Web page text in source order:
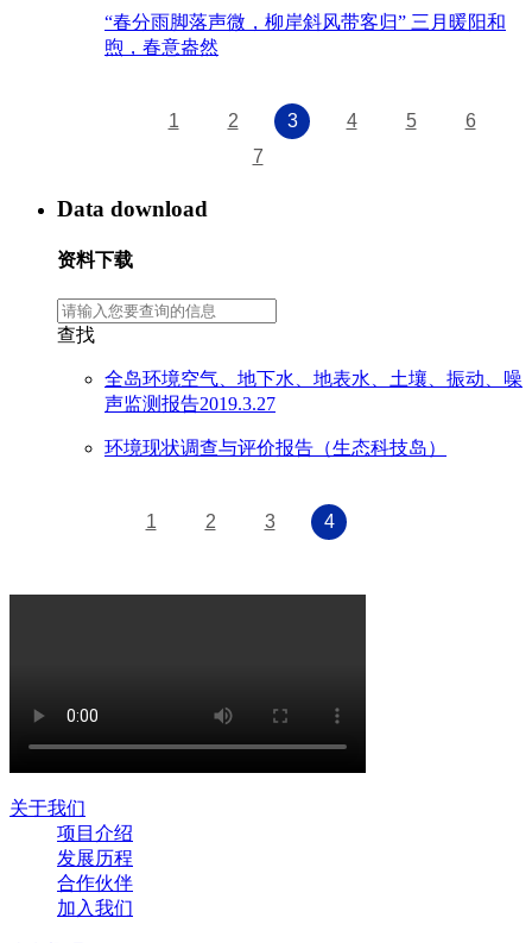
“春分雨脚落声微，柳岸斜风带客归” 三月暖阳和
煦，春意盎然
1 2 3 4 5
6
7
Data download
资料下载
查找
全岛环境空气、地下水、地表水、土壤、振动、噪
声监测报告2019.3.27
环境现状调查与评价报告（生态科技岛）
1 2 3 4
关于我们
项目介绍
发展历程
合作伙伴
加入我们